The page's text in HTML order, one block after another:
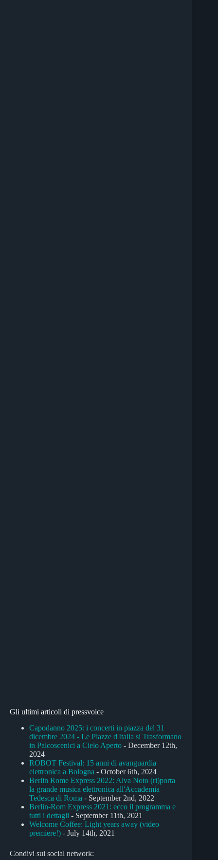
Gli ultimi articoli di pressvoice
Capodanno 2025: i concerti in piazza del 31
dicembre 2024 - Le Piazze d'Italia si Trasformano
in Palcoscenici a Cielo Aperto - December 12th,
2024
ROBOT Festival: 15 anni di avanguardia
elettronica a Bologna - October 6th, 2024
Berlin Rome Express 2022: Alva Noto (ri)porta
la grande musica elettronica all'Accademia
Tedesca di Roma - September 2nd, 2022
Berlin-Rom Express 2021: ecco il programma e
tutti i dettagli - September 11th, 2021
Welcome Coffee: Light years away (video
premiere!) - July 14th, 2021
Condivi sui social network: